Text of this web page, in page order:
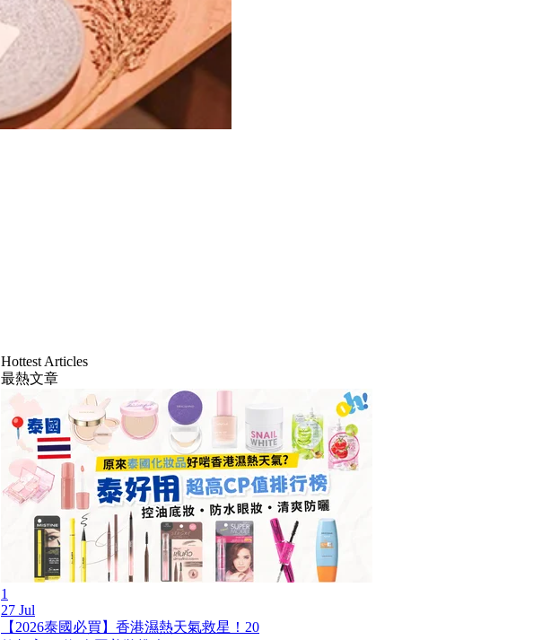
Hottest Articles
最熱文章
1
27 Jul
【2026泰國必買】香港濕熱天氣救星！20